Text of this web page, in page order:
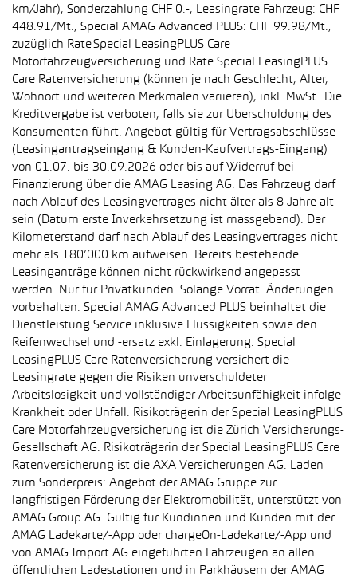
km/Jahr), Sonderzahlung CHF 0.-, Leasingrate Fahrzeug: CHF
448.91/Mt., Special AMAG Advanced PLUS: CHF 99.98/Mt.,
zuzüglich Rate Special LeasingPLUS Care
Motorfahrzeugversicherung und Rate Special LeasingPLUS
Care Ratenversicherung (können je nach Geschlecht, Alter,
Wohnort und weiteren Merkmalen variieren), inkl. MwSt. Die
Kreditvergabe ist verboten, falls sie zur Überschuldung des
Konsumenten führt. Angebot gültig für Vertragsabschlüsse
(Leasingantragseingang & Kunden-Kaufvertrags-Eingang)
von 01.07. bis 30.09.2026 oder bis auf Widerruf bei
Finanzierung über die AMAG Leasing AG. Das Fahrzeug darf
nach Ablauf des Leasingvertrages nicht älter als 8 Jahre alt
sein (Datum erste Inverkehrsetzung ist massgebend). Der
Kilometerstand darf nach Ablauf des Leasingvertrages nicht
mehr als 180’000 km aufweisen. Bereits bestehende
Leasinganträge können nicht rückwirkend angepasst
werden. Nur für Privatkunden. Solange Vorrat. Änderungen
vorbehalten. Special AMAG Advanced PLUS beinhaltet die
Dienstleistung Service inklusive Flüssigkeiten sowie den
Reifenwechsel und -ersatz exkl. Einlagerung. Special
LeasingPLUS Care Ratenversicherung versichert die
Leasingrate gegen die Risiken unverschuldeter
Arbeitslosigkeit und vollständiger Arbeitsunfähigkeit infolge
Krankheit oder Unfall. Risikoträgerin der Special LeasingPLUS
Care Motorfahrzeugversicherung ist die Zürich Versicherungs-
Gesellschaft AG. Risikoträgerin der Special LeasingPLUS Care
Ratenversicherung ist die AXA Versicherungen AG. Laden
zum Sonderpreis: Angebot der AMAG Gruppe zur
langfristigen Förderung der Elektromobilität, unterstützt von
AMAG Group AG. Gültig für Kundinnen und Kunden mit der
AMAG Ladekarte/-App oder chargeOn-Ladekarte/-App und
von AMAG Import AG eingeführten Fahrzeugen an allen
öffentlichen Ladestationen und in Parkhäusern der AMAG